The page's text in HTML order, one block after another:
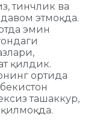
тинчлик ва
этмоқда.
эмин
қилдик.
ортида
ташаккур,